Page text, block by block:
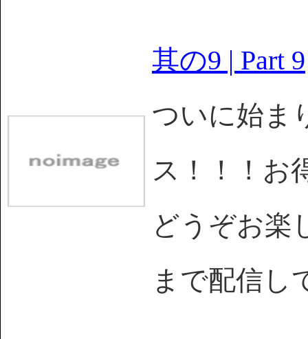
其の9 | Part 9
ついに始ま
ス！！！お
どうぞお楽
まで配信